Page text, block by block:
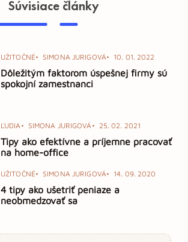
Súvisiace články
UŽITOČNÉ SIMONA JURIGOVÁ 10. 01. 2022
Dôležitým faktorom úspešnej firmy sú
spokojní zamestnanci
ĽUDIA SIMONA JURIGOVÁ 25. 02. 2021
Tipy ako efektívne a príjemne pracovať
na home-office
UŽITOČNÉ SIMONA JURIGOVÁ 14. 09. 2020
4 tipy ako ušetriť peniaze a
neobmedzovať sa